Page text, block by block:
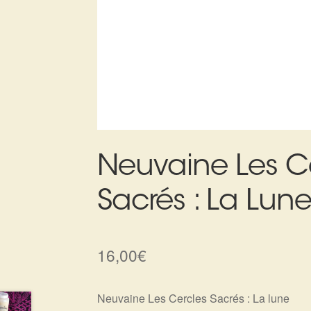
Neuvaine Les
Sacrés : La Lune
16,00€
Neuvaine Les Cercles Sacrés : La lune